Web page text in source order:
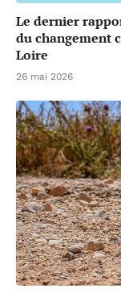
Le dernier
du changement
Loire
26 mai 2026